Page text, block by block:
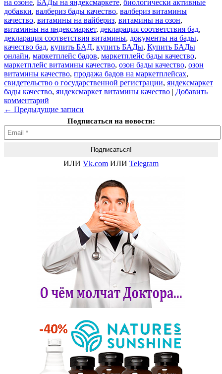
на озоне, БАДы на яндексмаркете, биологически активные
добавки, валбериз бады качество, валбериз витамины
качество, витамины на вайбериз, витамины на озон,
витамины на яндексмаркет, декларация соответствия бад,
декларация соответствия витамины, документы на бады,
качество бад, купить БАД, купить БАДы, Купить БАДы
онлайн, маркетплейс бадов, маркетплейс бады качество,
маркетплейс витамины качество, озон бады качество, озон
витамины качество, продажа бадов на маркетплейсах,
свидетельство о государственной регистрации, яндексмаркет
бады качество, яндексмаркет витамины качество | Добавить
комментарий
← Предыдущие записи
Подписаться на новости:
ИЛИ Vk.com ИЛИ Telegram